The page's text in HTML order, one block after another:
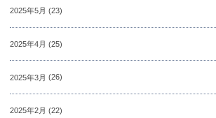
2025年5月 (23)
2025年4月 (25)
2025年3月 (26)
2025年2月 (22)